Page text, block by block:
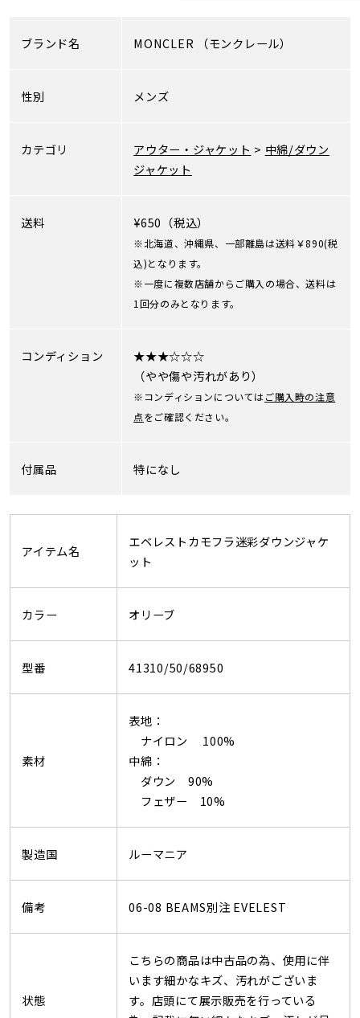
ブランド名 MONCLER （モンクレール）
性別 メンズ
カテゴリ アウター・ジャケット > 中綿/ダウン
ジャケット
送料 ¥650（税込）
※北海道、沖縄県、一部離島は送料￥890(税
込)となります。
※一度に複数店舗からご購入の場合、送料は
1回分のみとなります。
コンディション
★★★☆☆☆
（やや傷や汚れがあり）
※コンディションについてはご購入時の注意
点をご確認ください。
付属品 特になし
アイテム名
エベレストカモフラ迷彩ダウンジャケ
ット
カラー オリーブ
型番 41310/50/68950
素材
表地：
ナイロン 100%
中綿：
ダウン 90%
フェザー 10%
製造国 ルーマニア
備考 06-08 BEAMS別注 EVELEST
状態
こちらの商品は中古品の為、使用に伴
います細かなキズ、汚れがございま
す。店頭にて展示販売を行っている